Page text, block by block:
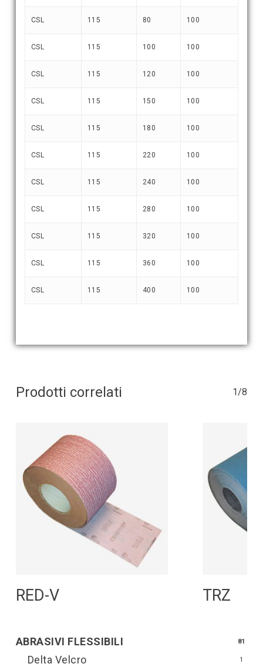
CSL 115 80 100
CSL 115 100 100
CSL 115 120 100
CSL 115 150 100
CSL 115 180 100
CSL 115 220 100
CSL 115 240 100
CSL 115 280 100
CSL 115 320 100
CSL 115 360 100
CSL 115 400 100
Prodotti correlati 1/8
RED-V TRZ
ABRASIVI FLESSIBILI 81
Delta Velcro 1